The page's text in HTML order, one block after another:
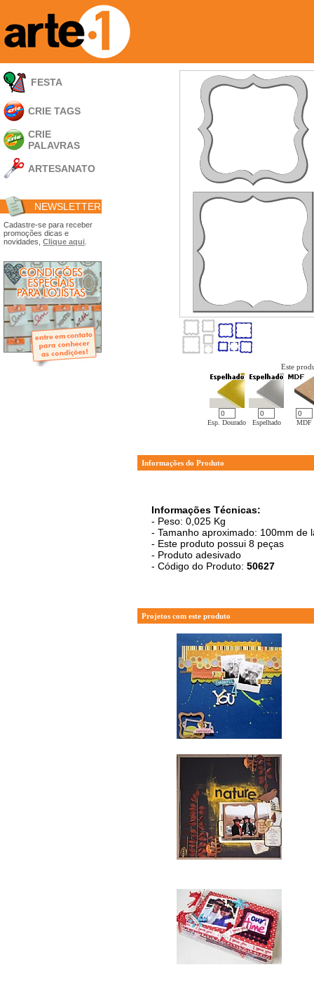
FESTA
CRIE TAGS
CRIE
PALAVRAS
ARTESANATO
Acrílico
Porta Retratos
Ferramentas
- Carimbões
- Embalagens
- Máscaras
- Espátulas
- Diversos
Álbuns
- Mini-Álbuns
- Páginas Mini
- Páginas Scrap
- Argolas
NEWSLETTER
Cadastre-se para receber
promoções dicas e
novidades, Clique aqui
Este
Esp. Dourado Espelhado MDF
Informações do Produto
Informações Técnicas:
- Peso: 0,025 Kg
- Tamanho aproximado: 100mm de
- Este produto possui 8 peças
- Produto adesivado
- Código do Produto: 50627
Projetos com este produto